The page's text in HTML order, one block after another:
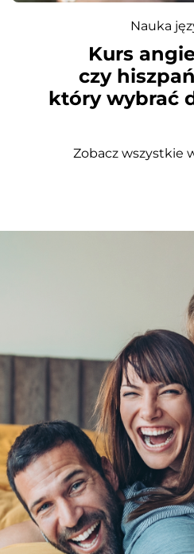
Nauka
Kurs
czy
który wybrać
Zobacz wszystkie